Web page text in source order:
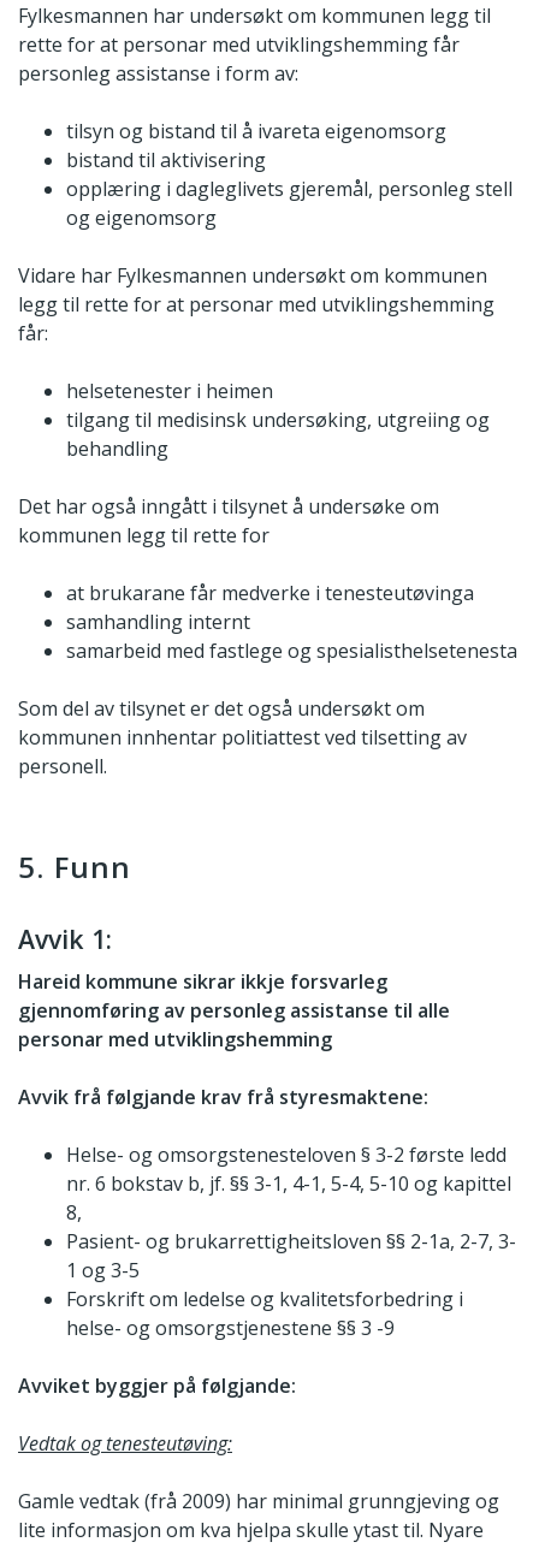
Fylkesmannen har undersøkt om kommunen legg til
rette for at personar med utviklingshemming får
personleg assistanse i form av:
tilsyn og bistand til å ivareta eigenomsorg
bistand til aktivisering
opplæring i dagleglivets gjeremål, personleg stell
og eigenomsorg
Vidare har Fylkesmannen undersøkt om kommunen
legg til rette for at personar med utviklingshemming
får:
helsetenester i heimen
tilgang til medisinsk undersøking, utgreiing og
behandling
Det har også inngått i tilsynet å undersøke om
kommunen legg til rette for
at brukarane får medverke i tenesteutøvinga
samhandling internt
samarbeid med fastlege og spesialisthelsetenesta
Som del av tilsynet er det også undersøkt om
kommunen innhentar politiattest ved tilsetting av
personell.
5. Funn
Avvik 1:
Hareid kommune sikrar ikkje forsvarleg
gjennomføring av personleg assistanse til alle
personar med utviklingshemming
Avvik frå følgjande krav frå styresmaktene:
Helse- og omsorgstenesteloven § 3-2 første ledd
nr. 6 bokstav b, jf. §§ 3-1, 4-1, 5-4, 5-10 og kapittel
8,
Pasient- og brukarrettigheitsloven §§ 2-1a, 2-7, 3-
1 og 3-5
Forskrift om ledelse og kvalitetsforbedring i
helse- og omsorgstjenestene §§ 3 -9
Avviket byggjer på følgjande:
Vedtak og tenesteutøving:
Gamle vedtak (frå 2009) har minimal grunngjeving og
lite informasjon om kva hjelpa skulle ytast til. Nyare